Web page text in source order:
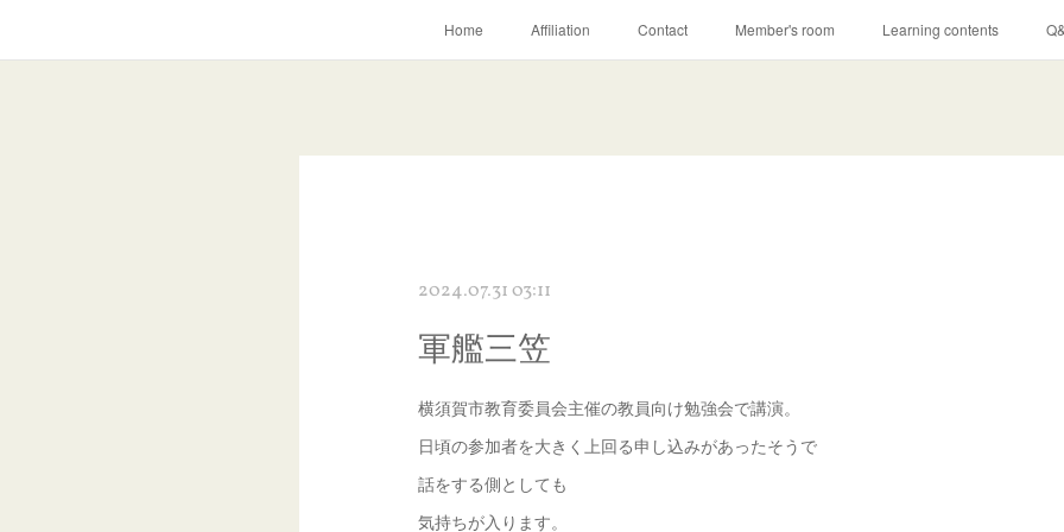
Home Affiliation Contact Member's room Learning contents
2024.07.31 03:11
軍艦三笠
横須賀市教育委員会主催の教員向け勉強会で講演。
日頃の参加者を大きく上回る申し込みがあったそうで
話をする側としても
気持ちが入ります。